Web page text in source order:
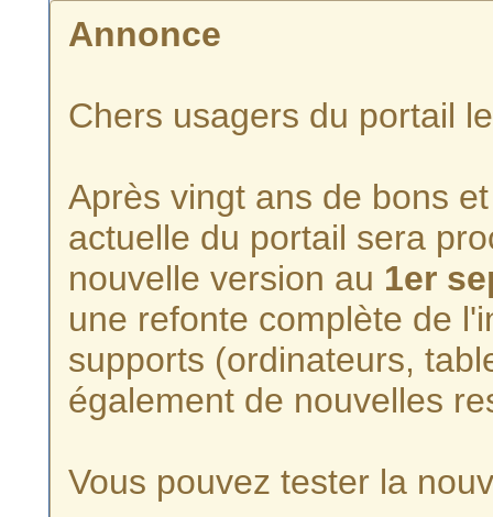
Annonce
Chers usagers du portail
Après vingt ans de bons
actuelle du portail sera
nouvelle version au 1er
une refonte complète de
supports (ordinateurs,
également de nouvelles
Vous pouvez tester la